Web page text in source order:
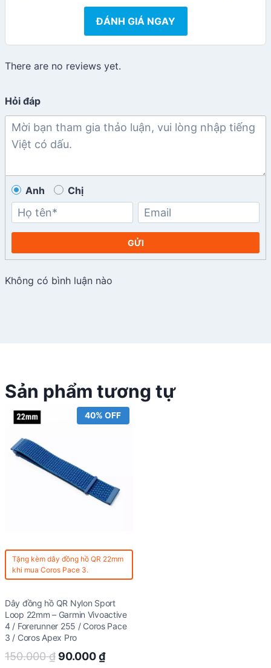
ĐÁNH GIÁ NGAY
There are no reviews yet.
Hỏi đáp
Anh Chị
GỬI
Không có bình luận nào
Sản phẩm tương tự
40% OFF
Tặng kèm dây đồng hồ QR 22mm
khi mua Coros Pace 3.
Dây đồng hồ QR Nylon Sport
Loop 22mm – Garmin Vivoactive
4 / Forerunner 255 / Coros Pace
3 / Coros Apex Pro
150.000₫ Original
90.000₫Current